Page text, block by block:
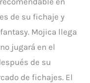
de su fichaje y
Mojica llega
jugará en el
de su
de fichajes. El